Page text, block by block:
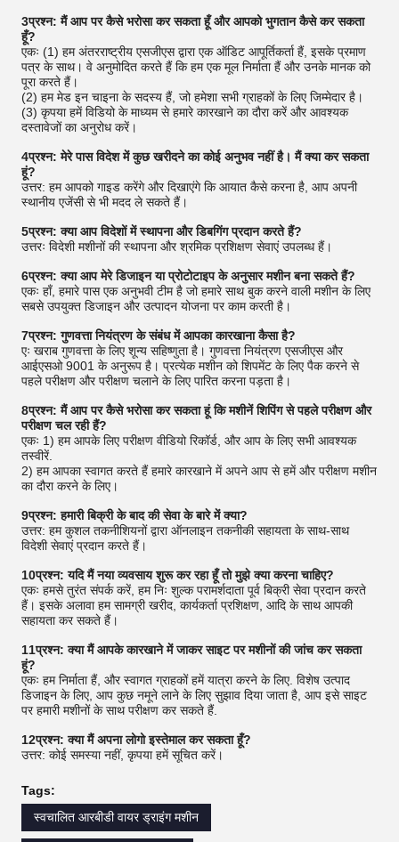
3प्रश्न: मैं आप पर कैसे भरोसा कर सकता हूँ और आपको भुगतान कैसे कर सकता
हूँ?
एकः (1) हम अंतरराष्ट्रीय एसजीएस द्वारा एक ऑडिट आपूर्तिकर्ता हैं, इसके प्रमाण
पत्र के साथ। वे अनुमोदित करते हैं कि हम एक मूल निर्माता हैं और उनके मानक को
पूरा करते हैं।
(2) हम मेड इन चाइना के सदस्य हैं, जो हमेशा सभी ग्राहकों के लिए जिम्मेदार है।
(3) कृपया हमें विडियो के माध्यम से हमारे कारखाने का दौरा करें और आवश्यक
दस्तावेजों का अनुरोध करें।
4प्रश्न: मेरे पास विदेश में कुछ खरीदने का कोई अनुभव नहीं है। मैं क्या कर सकता
हूं?
उत्तर: हम आपको गाइड करेंगे और दिखाएंगे कि आयात कैसे करना है, आप अपनी
स्थानीय एजेंसी से भी मदद ले सकते हैं।
5प्रश्न: क्या आप विदेशों में स्थापना और डिबगिंग प्रदान करते हैं?
उत्तरः विदेशी मशीनों की स्थापना और श्रमिक प्रशिक्षण सेवाएं उपलब्ध हैं।
6प्रश्न: क्या आप मेरे डिजाइन या प्रोटोटाइप के अनुसार मशीन बना सकते हैं?
एकः हाँ, हमारे पास एक अनुभवी टीम है जो हमारे साथ बुक करने वाली मशीन के लिए
सबसे उपयुक्त डिजाइन और उत्पादन योजना पर काम करती है।
7प्रश्न: गुणवत्ता नियंत्रण के संबंध में आपका कारखाना कैसा है?
एः खराब गुणवत्ता के लिए शून्य सहिष्णुता है। गुणवत्ता नियंत्रण एसजीएस और
आईएसओ 9001 के अनुरूप है। प्रत्येक मशीन को शिपमेंट के लिए पैक करने से
पहले परीक्षण और परीक्षण चलाने के लिए पारित करना पड़ता है।
8प्रश्न: मैं आप पर कैसे भरोसा कर सकता हूं कि मशीनें शिपिंग से पहले परीक्षण और
परीक्षण चल रही हैं?
एकः 1) हम आपके लिए परीक्षण वीडियो रिकॉर्ड, और आप के लिए सभी आवश्यक
तस्वीरें.
2) हम आपका स्वागत करते हैं हमारे कारखाने में अपने आप से हमें और परीक्षण मशीन
का दौरा करने के लिए।
9प्रश्न: हमारी बिक्री के बाद की सेवा के बारे में क्या?
उत्तर: हम कुशल तकनीशियनों द्वारा ऑनलाइन तकनीकी सहायता के साथ-साथ
विदेशी सेवाएं प्रदान करते हैं।
10प्रश्न: यदि मैं नया व्यवसाय शुरू कर रहा हूँ तो मुझे क्या करना चाहिए?
एकः हमसे तुरंत संपर्क करें, हम निः शुल्क परामर्शदाता पूर्व बिक्री सेवा प्रदान करते
हैं। इसके अलावा हम सामग्री खरीद, कार्यकर्ता प्रशिक्षण, आदि के साथ आपकी
सहायता कर सकते हैं।
11प्रश्न: क्या मैं आपके कारखाने में जाकर साइट पर मशीनों की जांच कर सकता
हूं?
एकः हम निर्माता हैं, और स्वागत ग्राहकों हमें यात्रा करने के लिए. विशेष उत्पाद
डिजाइन के लिए, आप कुछ नमूने लाने के लिए सुझाव दिया जाता है, आप इसे साइट
पर हमारी मशीनों के साथ परीक्षण कर सकते हैं.
12प्रश्न: क्या मैं अपना लोगो इस्तेमाल कर सकता हूँ?
उत्तर: कोई समस्या नहीं, कृपया हमें सूचित करें।
Tags:
स्वचालित आरबीडी वायर ड्राइंग मशीन